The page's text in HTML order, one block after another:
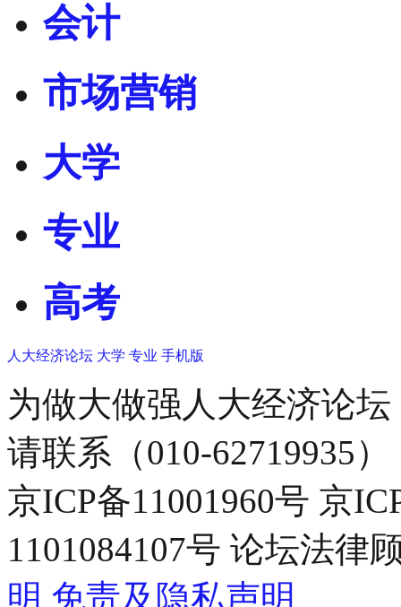
会计
市场营销
大学
专业
高考
人大经济论坛 大学 专业 手机版
为做大做强人大经济论
请联系（010-62719935）
京ICP备11001960号 京
1101084107号 论坛法律
明 免责及隐私声明